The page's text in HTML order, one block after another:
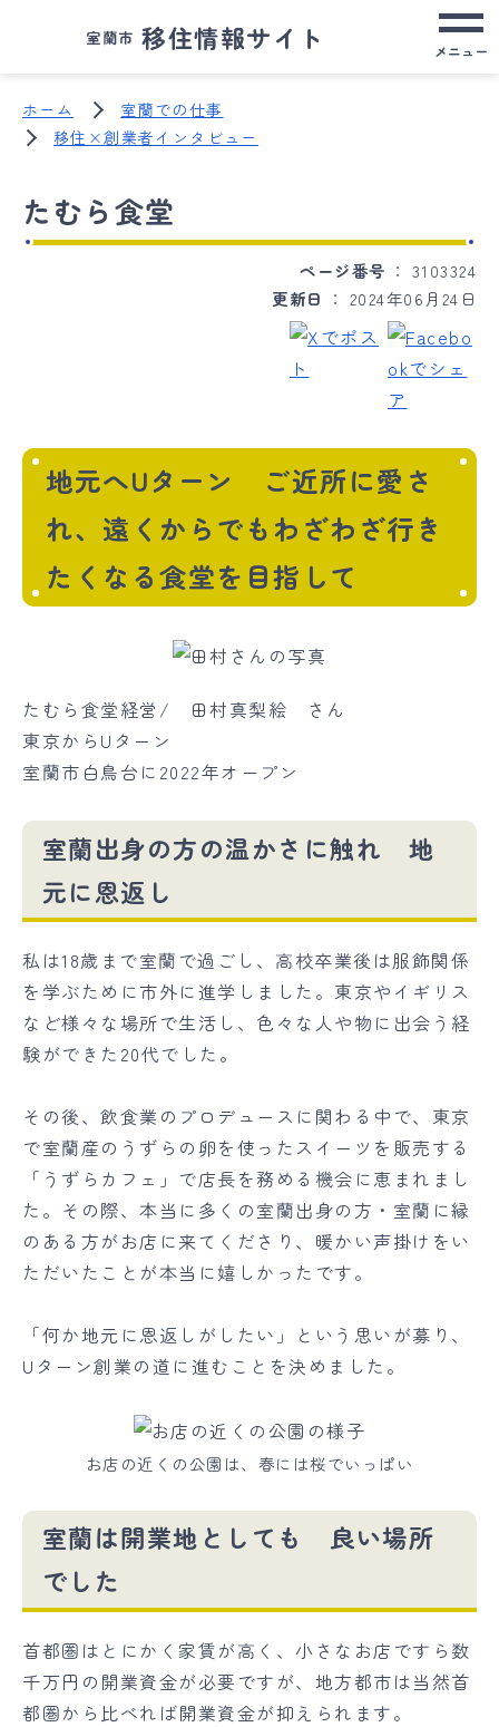
室蘭市 移住情報サイト メニュー
ホーム
室蘭での仕事
移住×創業者インタビュー
たむら食堂
ページ番号
3103324
更新日
2024年06月24日
地元へUターン ご近所に愛さ
れ、遠くからでもわざわざ行き
たくなる食堂を目指して
たむら食堂経営/ 田村真梨絵 さん
東京からUターン
室蘭市白鳥台に2022年オープン
室蘭出身の方の温かさに触れ 地
元に恩返し
私は18歳まで室蘭で過ごし、高校卒業後は服飾関係
を学ぶために市外に進学しました。東京やイギリス
など様々な場所で生活し、色々な人や物に出会う経
験ができた20代でした。
その後、飲食業のプロデュースに関わる中で、東京
で室蘭産のうずらの卵を使ったスイーツを販売する
「うずらカフェ」で店長を務める機会に恵まれまし
た。その際、本当に多くの室蘭出身の方・室蘭に縁
のある方がお店に来てくださり、暖かい声掛けをい
ただいたことが本当に嬉しかったです。
「何か地元に恩返しがしたい」という思いが募り、
Uターン創業の道に進むことを決めました。
お店の近くの公園は、春には桜でいっぱい
室蘭は開業地としても 良い場所
でした
首都圏はとにかく家賃が高く、小さなお店ですら数
千万円の開業資金が必要ですが、地方都市は当然首
都圏から比べれば開業資金が抑えられます。